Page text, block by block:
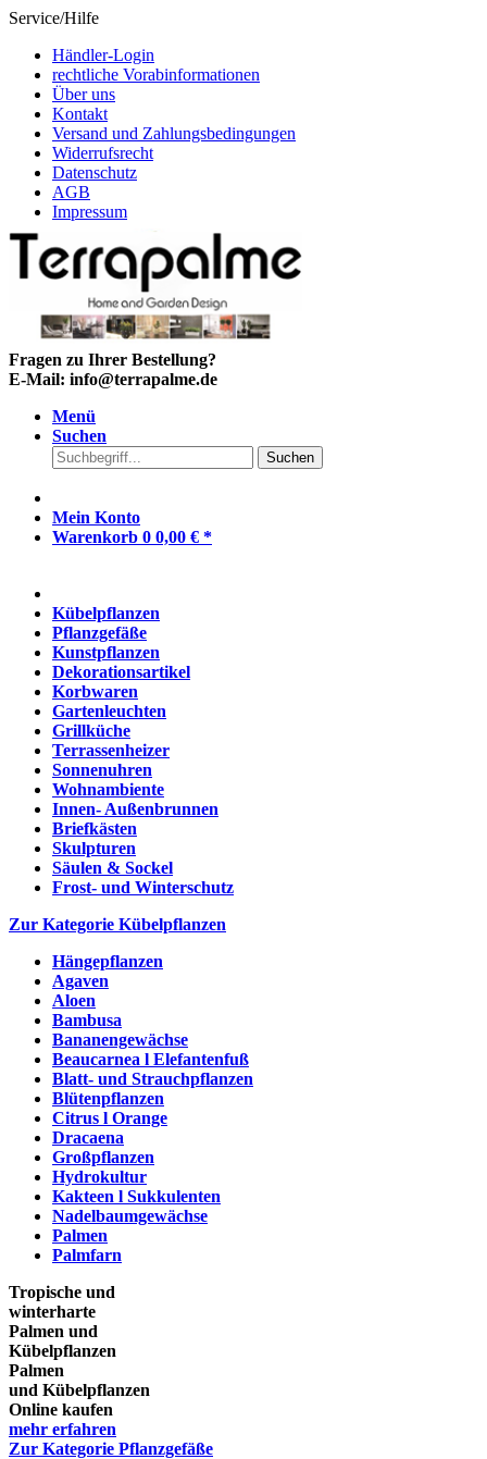
Service/Hilfe
Händler-Login
rechtliche Vorabinformationen
Über uns
Kontakt
Versand und Zahlungsbedingungen
Widerrufsrecht
Datenschutz
AGB
Impressum
Fragen zu Ihrer Bestellung?
E-Mail: info@terrapalme.de
Menü
Suchen
Suchen
Mein Konto
Warenkorb 0 0,00 € *
Kübelpflanzen
Pflanzgefäße
Kunstpflanzen
Dekorationsartikel
Korbwaren
Gartenleuchten
Grillküche
Terrassenheizer
Sonnenuhren
Wohnambiente
Innen- Außenbrunnen
Briefkästen
Skulpturen
Säulen & Sockel
Frost- und Winterschutz
Zur Kategorie Kübelpflanzen
Hängepflanzen
Agaven
Aloen
Bambusa
Bananengewächse
Beaucarnea l Elefantenfuß
Blatt- und Strauchpflanzen
Blütenpflanzen
Citrus l Orange
Dracaena
Großpflanzen
Hydrokultur
Kakteen l Sukkulenten
Nadelbaumgewächse
Palmen
Palmfarn
Tropische und
winterharte
Palmen und
Kübelpflanzen
Palmen
und Kübelpflanzen
Online kaufen
mehr erfahren
Zur Kategorie Pflanzgefäße